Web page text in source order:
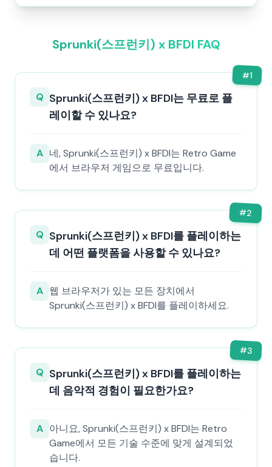
Sprunki(스프런키) x BFDI FAQ
#1
Q Sprunki(스프런키) x BFDI는 무료로 플
레이할 수 있나요?
A 네, Sprunki(스프런키) x BFDI는 Retro Game
에서 브라우저 게임으로 무료입니다.
#2
Q Sprunki(스프런키) x BFDI를 플레이하는
데 어떤 플랫폼을 사용할 수 있나요?
A 웹 브라우저가 있는 모든 장치에서
Sprunki(스프런키) x BFDI를 플레이하세요.
#3
Q Sprunki(스프런키) x BFDI를 플레이하는
데 음악적 경험이 필요한가요?
A 아니요, Sprunki(스프런키) x BFDI는 Retro
Game에서 모든 기술 수준에 맞게 설계되었
습니다.